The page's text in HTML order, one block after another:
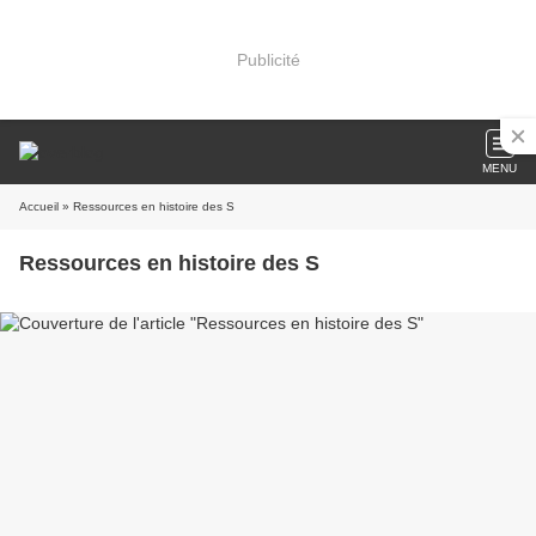
Publicité
MENU
Accueil » Ressources en histoire des S
Ressources en histoire des S